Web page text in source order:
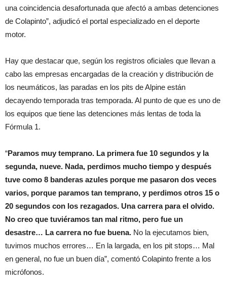
una coincidencia desafortunada que afectó a ambas detenciones
de Colapinto”, adjudicó el portal especializado en el deporte
motor.
Hay que destacar que, según los registros oficiales que llevan a
cabo las empresas encargadas de la creación y distribución de
los neumáticos, las paradas en los pits de Alpine están
decayendo temporada tras temporada. Al punto de que es uno de
los equipos que tiene las detenciones más lentas de toda la
Fórmula 1.
“Paramos muy temprano. La primera fue 10 segundos y la
segunda, nueve. Nada, perdimos mucho tiempo y después
tuve como 8 banderas azules porque me pasaron dos veces
varios, porque paramos tan temprano, y perdimos otros 15 o
20 segundos con los rezagados. Una carrera para el olvido.
No creo que tuviéramos tan mal ritmo, pero fue un
desastre… La carrera no fue buena. No la ejecutamos bien,
tuvimos muchos errores… En la largada, en los pit stops… Mal
en general, no fue un buen día”, comentó Colapinto frente a los
micrófonos.